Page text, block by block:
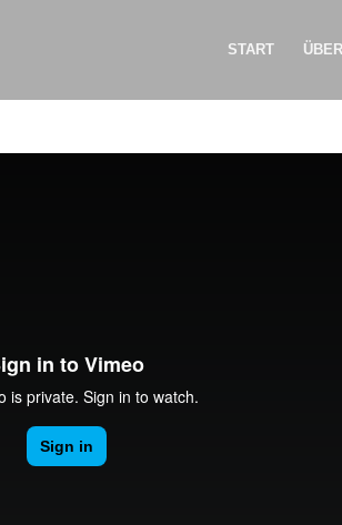
START